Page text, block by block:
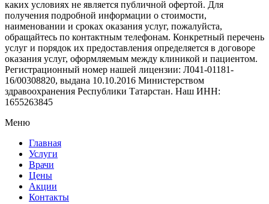
каких условиях не является публичной офертой. Для
получения подробной информации о стоимости,
наименовании и сроках оказания услуг, пожалуйста,
обращайтесь по контактным телефонам. Конкретный перечень
услуг и порядок их предоставления определяется в договоре
оказания услуг, оформляемым между клиникой и пациентом.
Регистрационный номер нашей лицензии: Л041-01181-
16/00308820, выдана 10.10.2016 Министерством
здравоохранения Республики Татарстан. Наш ИНН:
1655263845
Меню
Главная
Услуги
Врачи
Цены
Акции
Контакты